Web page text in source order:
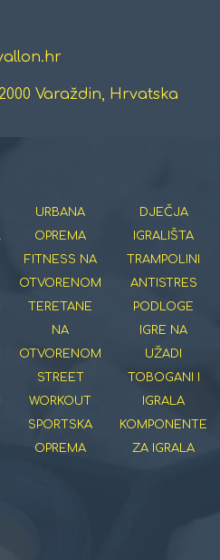
Varaždin, Hrvatska
URBANA
OPREMA
FITNESS NA
OTVORENOM
TERETANE
NA
OTVORENOM
STREET
WORKOUT
SPORTSKA
OPREMA
DJEČJA
IGRALIŠTA
TRAMPOLINI
ANTISTRES
PODLOGE
IGRE NA
UŽADI
TOBOGANI I
IGRALA
KOMPONENTE
ZA IGRALA